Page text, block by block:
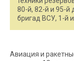
80-й, 82-й и 95-й
бригад ВСУ, 1-й
Авиация и